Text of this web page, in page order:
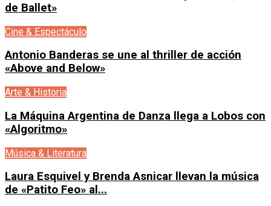
de Ballet»
Cine & Espectáculo
Antonio Banderas se une al thriller de acción
«Above and Below»
Arte & Historia
La Máquina Argentina de Danza llega a Lobos con
«Algoritmo»
Música & Literatura
Laura Esquivel y Brenda Asnicar llevan la música
de «Patito Feo» al...